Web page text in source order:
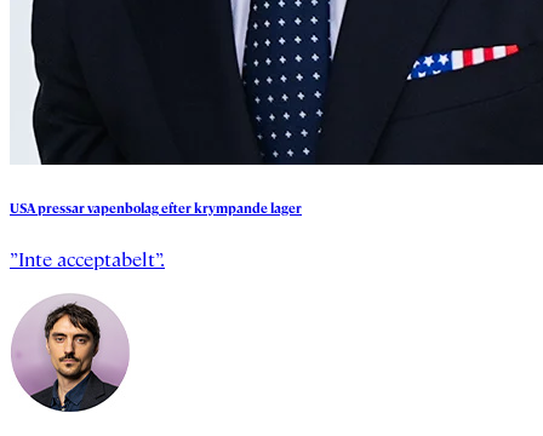
USApressarvapenbolagefterkrympandelager
”Inte acceptabelt”.